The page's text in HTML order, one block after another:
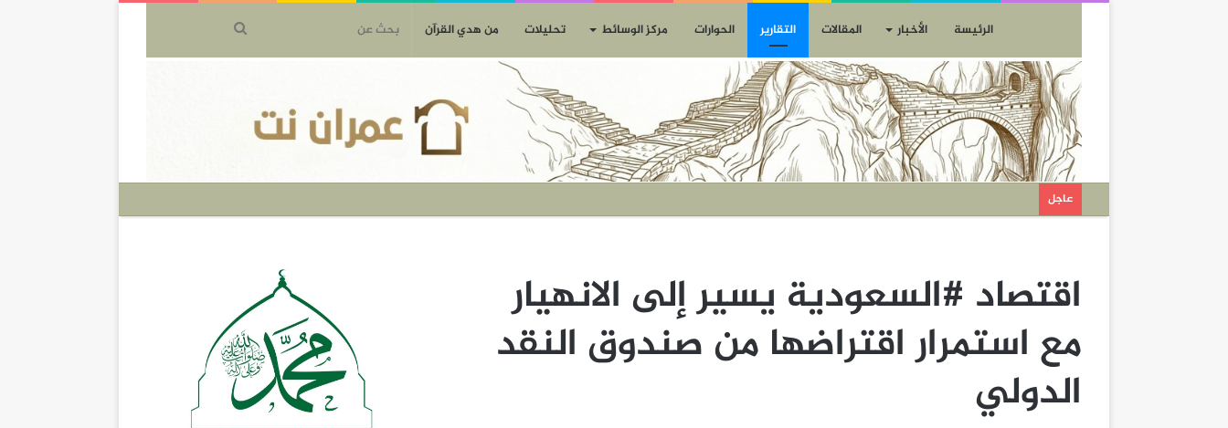
الرئيسة الأخبار المقالات التقارير الحوارات مركز الوسائط تحليلات من هدي القرآن
عاجل
اقتصاد #السعودية يسير إلى الانهيار
مع استمرار اقتراضها من صندوق النقد
الدولي